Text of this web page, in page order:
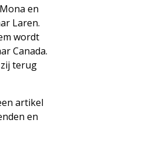
en
Laren.
wordt
Canada.
terug
artikel
en